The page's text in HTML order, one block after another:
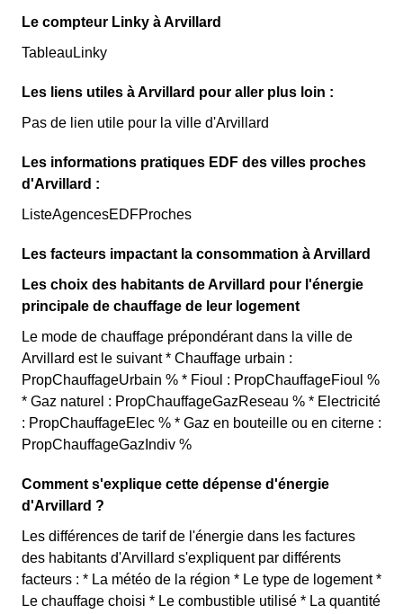
Le compteur Linky à Arvillard
TableauLinky
Les liens utiles à Arvillard pour aller plus loin :
Pas de lien utile pour la ville d'Arvillard
Les informations pratiques EDF des villes proches
d'Arvillard :
ListeAgencesEDFProches
Les facteurs impactant la consommation à Arvillard
Les choix des habitants de Arvillard pour l'énergie
principale de chauffage de leur logement
Le mode de chauffage prépondérant dans la ville de
Arvillard est le suivant * Chauffage urbain :
PropChauffageUrbain % * Fioul : PropChauffageFioul %
* Gaz naturel : PropChauffageGazReseau % * Electricité
: PropChauffageElec % * Gaz en bouteille ou en citerne :
PropChauffageGazIndiv %
Comment s'explique cette dépense d'énergie
d'Arvillard ?
Les différences de tarif de l'énergie dans les factures
des habitants d'Arvillard s'expliquent par différents
facteurs : * La météo de la région * Le type de logement *
Le chauffage choisi * Le combustible utilisé * La quantité